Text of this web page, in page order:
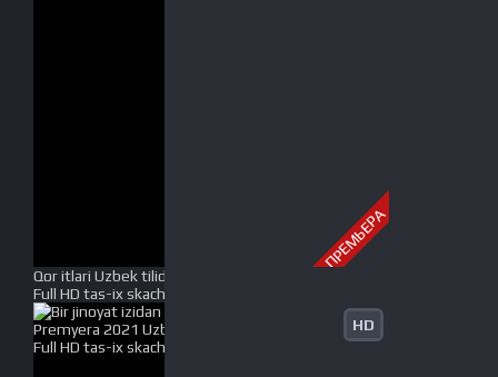
ПРЕМЬЕРА
Qor itlari Uzbek tilida O'zbekcha tarjima kino 2002
Full HD tas-ix skachat
HD